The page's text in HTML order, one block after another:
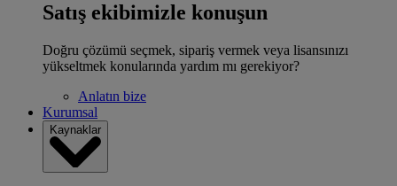
Satış ekibimizle konuşun
Doğru çözümü seçmek, sipariş vermek veya lisansınızı
yükseltmek konularında yardım mı gerekiyor?
Anlatın bize
Kurumsal
Kaynaklar